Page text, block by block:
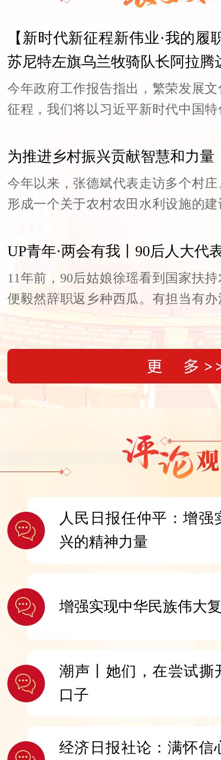
【新时代新征程新伟业·我的
苏尼特左旗乌兰牧骑队长阿拉
为草原放歌
今年政府工作报告指出，繁荣发展
征程，我们将以习近平新时代中国
众，推动文艺创新，努力创作更多
为推进乡村振兴贡献智慧和力
今年以来，张德斌代表走访多个村
形成一个关于农村农田水利设施的
金投入机制。
UP青年·两会有我丨90后人大代
11年前，90后姑娘徐瑶看到国家扶
便毅然辞职返乡种西瓜。有担当有
致富，在徐瑶的影响下，返乡创业
人民日报任仲平：增
兴的精神力量
增强实现中华民族伟大
潮声丨她们，在尝试撕
口子
经济日报社论：满怀信